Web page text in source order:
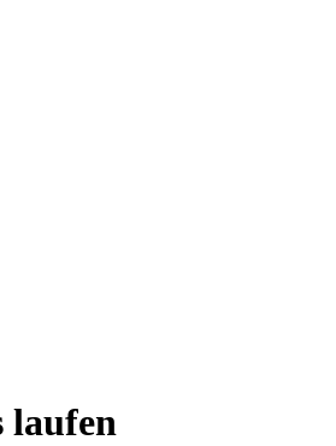
laufen